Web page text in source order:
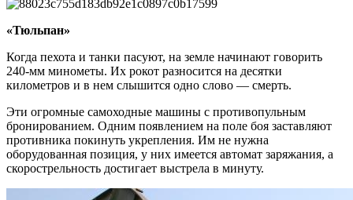
«Тюльпан»
Когда пехота и танки пасуют, на земле начинают говорить
240-мм минометы. Их рокот разносится на десятки
километров и в нем слышится одно слово — смерть.
Эти огромные самоходные машины с противопульным
бронированием. Одним появлением на поле боя заставляют
противника покинуть укрепления. Им не нужна
оборудованная позиция, у них имеется автомат заряжания, а
скорострельность достигает выстрела в минуту.